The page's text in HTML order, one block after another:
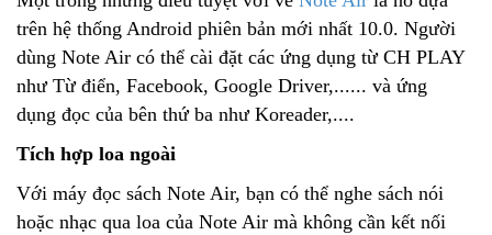
trên hệ thống Android phiên bản mới nhất 10.0. Người
dùng Note Air có thể cài đặt các ứng dụng từ CH PLAY
như Từ điển, Facebook, Google Driver,...... và ứng
dụng đọc của bên thứ ba như Koreader,....
Tích hợp loa ngoài
Với máy đọc sách Note Air, bạn có thể nghe sách nói
hoặc nhạc qua loa của Note Air mà không cần kết nối